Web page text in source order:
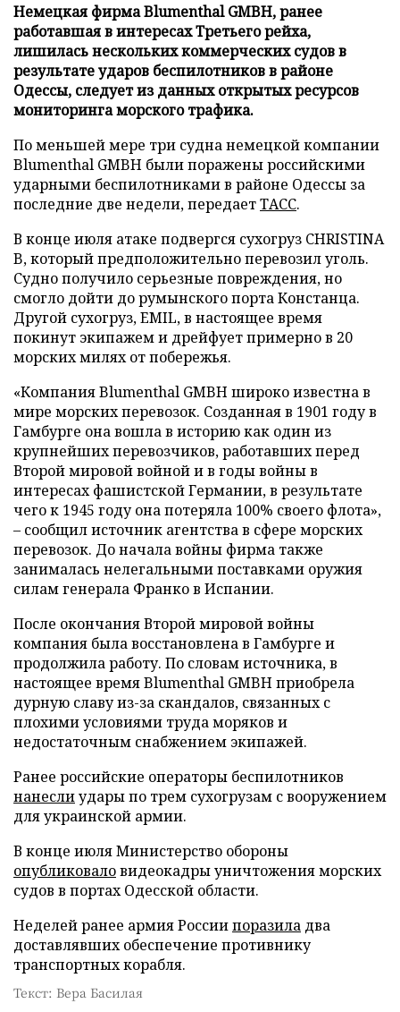
Немецкая фирма Blumenthal GMBH, ранее
работавшая в интересах Третьего рейха,
лишилась нескольких коммерческих судов в
результате ударов беспилотников в районе
Одессы, следует из данных открытых ресурсов
мониторинга морского трафика.
По меньшей мере три судна немецкой компании
Blumenthal GMBH были поражены российскими
ударными беспилотниками в районе Одессы за
последние две недели, передаетТАСС.
В конце июля атаке подвергся сухогруз CHRISTINA
B, который предположительно перевозил уголь.
Судно получило серьезные повреждения, но
смогло дойти до румынского порта Констанца.
Другой сухогруз, EMIL, в настоящее время
покинут экипажем и дрейфует примерно в 20
морских милях от побережья.
«Компания Blumenthal GMBH широко известна в
мире морских перевозок. Созданная в 1901 году в
Гамбурге она вошла в историю как один из
крупнейших перевозчиков, работавших перед
Второй мировой войной и в годы войны в
интересах фашистской Германии, в результате
чего к 1945 году она потеряла 100% своего флота»,
– сообщил источник агентства в сфере морских
перевозок. До начала войны фирма также
занималась нелегальными поставками оружия
силам генерала Франко в Испании.
После окончания Второй мировой войны
компания была восстановлена в Гамбурге и
продолжила работу. По словам источника, в
настоящее время Blumenthal GMBH приобрела
дурную славу из-за скандалов, связанных с
плохими условиями труда моряков и
недостаточным снабжением экипажей.
Ранее российские операторы беспилотников
нанеслиудары по трем сухогрузам с вооружением
для украинской армии.
В конце июля Министерство обороны
опубликоваловидеокадры уничтожения морских
судов в портах Одесской области.
Неделей ранее армия Россиипоразила два
доставлявших обеспечение противнику
транспортных корабля.
Текст: Вера Басилая